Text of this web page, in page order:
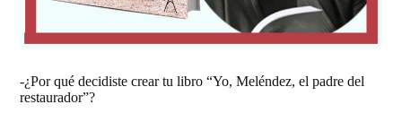
-¿Por qué decidiste crear tu libro “Yo, Meléndez, el padre del
restaurador”?